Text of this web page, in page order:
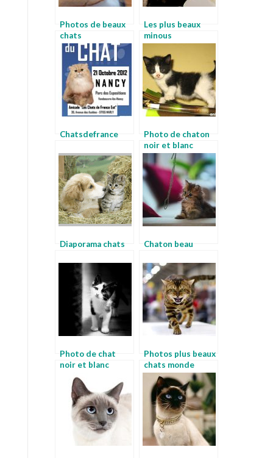
Photos de beaux
chats
Les plus beaux
minous
Chatsdefrance
Photo de chaton
noir et blanc
Diaporama chats Chaton beau
Photo de chat
noir et blanc
Photos plus beaux
chats monde